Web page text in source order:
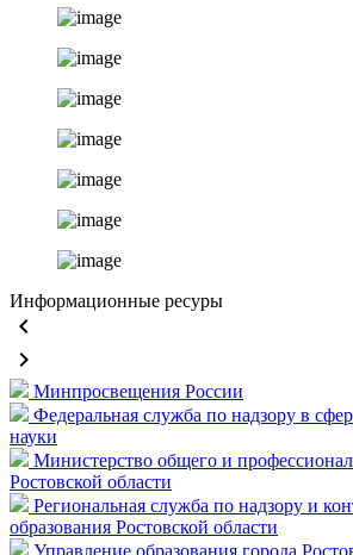
Информационные ресуры
keyboard_arrow_left
keyboard_arrow_right
Минпросвещения России
Федеральная служба по надзору в
науки
Министерство общего и
Ростовской области
Региональная служба по надзору и
образования Ростовской области
Управление образования города